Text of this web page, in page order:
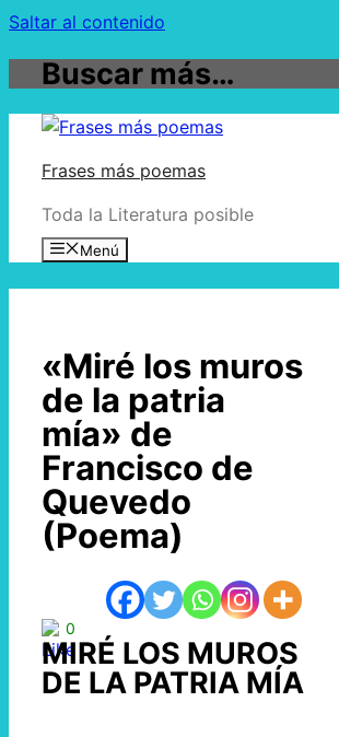
Saltar al contenido
Buscar más…
Frases más poemas
Toda la Literatura posible
Menú
«Miré los muros
de la patria
mía» de
Francisco de
Quevedo
(Poema)
0
MIRÉ LOS MUROS
DE LA PATRIA MÍA